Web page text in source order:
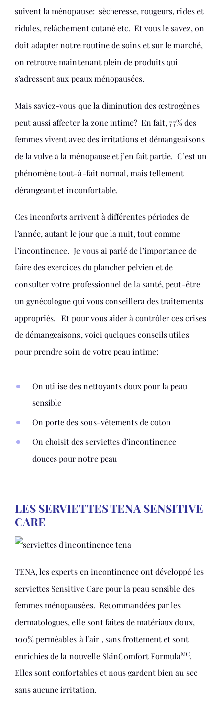
suivent la ménopause: sècheresse, rougeurs, rides et
ridules, relâchement cutané etc. Et vous le savez, on
doit adapter notre routine de soins et sur le marché,
on retrouve maintenant plein de produits qui
s’adressent aux peaux ménopausées.
Mais saviez-vous que la diminution des œstrogènes
peut aussi affecter la zone intime? En fait, 77% des
femmes vivent avec des irritations et démangeaisons
de la vulve à la ménopause et j’en fait partie. C’est un
phénomène tout-à-fait normal, mais tellement
dérangeant et inconfortable.
Ces inconforts arrivent à différentes périodes de
l’année, autant le jour que la nuit, tout comme
l’incontinence. Je vous ai parlé de l’importance de
faire des exercices du plancher pelvien et de
consulter votre professionnel de la santé, peut-être
un gynécologue qui vous conseillera des traitements
appropriés. Et pour vous aider à contrôler ces crises
de démangeaisons, voici quelques conseils utiles
pour prendre soin de votre peau intime:
On utilise des nettoyants doux pour la peau
sensible
On porte des sous-vêtements de coton
On choisit des serviettes d’incontinence
douces pour notre peau
LES SERVIETTES TENA SENSITIVE
CARE
TENA, les experts en incontinence ont développé les
serviettes Sensitive Care pour la peau sensible des
femmes ménopausées. Recommandées par les
dermatologues, elle sont faites de matériaux doux,
100% perméables à l’air , sans frottement et sont
enrichies de la nouvelle SkinComfort FormulaMC.
Elles sont confortables et nous gardent bien au sec
sans aucune irritation.